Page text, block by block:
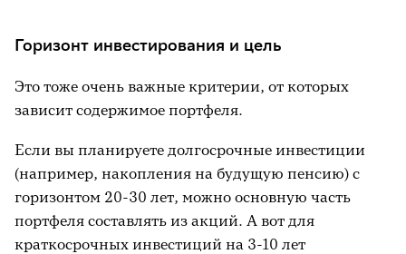
Горизонт инвестирования и цель
Это тоже очень важные критерии, от которых
зависит содержимое портфеля.
Если вы планируете долгосрочные инвестиции
(например, накопления на будущую пенсию) с
горизонтом 20-30 лет, можно основную часть
портфеля составлять из акций. А вот для
краткосрочных инвестиций на 3-10 лет